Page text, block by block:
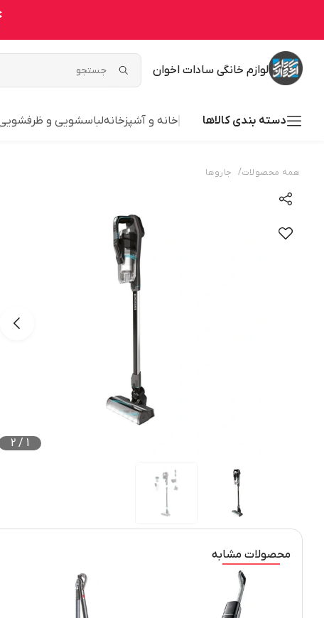
لوازم خانگی سادات اخوان
دسته بندی کالاها خانه و آشپزخانهلباسشویی و
همه محصولات/ جاروها
1
/
2
محصولات مشابه